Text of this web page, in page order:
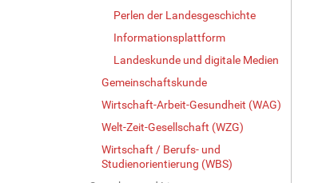
Perlen der Landesgeschichte
Informationsplattform
Landeskunde und digitale Medien
Gemeinschaftskunde
Wirtschaft-Arbeit-Gesundheit (WAG)
Welt-Zeit-Gesellschaft (WZG)
Wirtschaft / Berufs- und
Studienorientierung (WBS)